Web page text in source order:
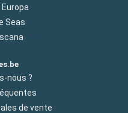
Europa
Seas
nous ?
de vente